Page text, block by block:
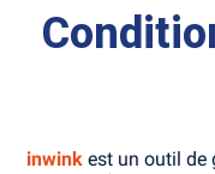
inwink est un outil de